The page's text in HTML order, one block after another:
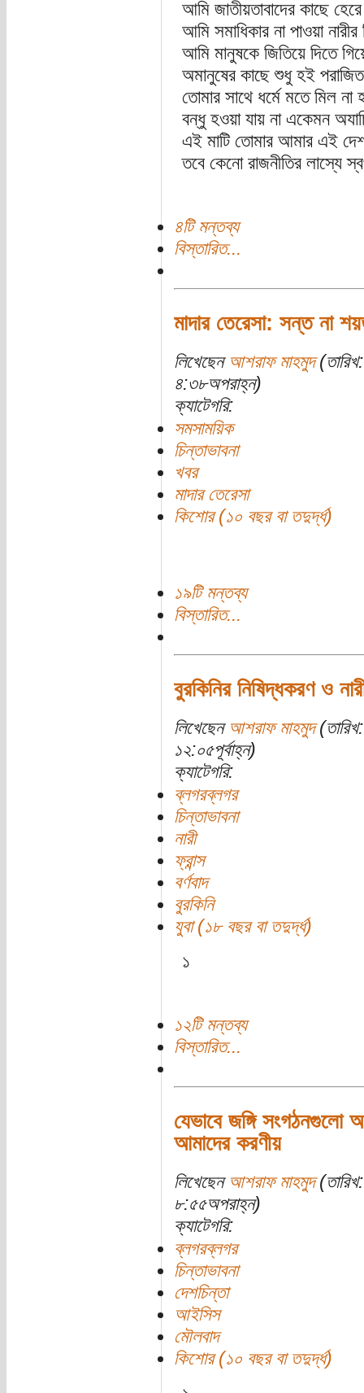
আমি জাতীয়তাবাদের কাছে হেরে
আমি সমাধিকার না পাওয়া
আমি মানুষকে জিতিয়ে দিতে
অমানুষের কাছে শুধু হই পরাজিত
তোমার সাথে ধর্মে মতে মিল
বন্ধু হওয়া যায় না একেমন
এই মাটি তোমার আমার এই
তবে কেনো রাজনীতির লাস্যে
৪টি মন্তব্য
বিস্তারিত...
মাদার তেরেসা: সন্ত না
লিখেছেন আশরাফ মাহমুদ
৪:৩৮অপরাহ্ন)
ক্যাটেগরি:
সমসাময়িক
চিন্তাভাবনা
খবর
মাদার তেরেসা
কিশোর (১০ বছর বা তদুর্দ্ধ)
১৯টি মন্তব্য
বিস্তারিত...
বুরকিনির নিষিদ্ধকরণ ও
লিখেছেন আশরাফ মাহমুদ
১২:০৫পূর্বাহ্ন)
ক্যাটেগরি:
ব্লগরব্লগর
চিন্তাভাবনা
নারী
ফ্রান্স
বর্ণবাদ
বুরকিনি
যুবা (১৮ বছর বা তদুর্দ্ধ)
১
১২টি মন্তব্য
বিস্তারিত...
যেভাবে জঙ্গি সংগঠনগুলো
আমাদের করণীয়
লিখেছেন আশরাফ মাহমুদ
৮:৫৫অপরাহ্ন)
ক্যাটেগরি:
ব্লগরব্লগর
চিন্তাভাবনা
দেশচিন্তা
আইসিস
মৌলবাদ
কিশোর (১০ বছর বা তদুর্দ্ধ)